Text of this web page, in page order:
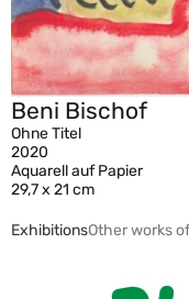
Beni Bischof
Ohne Titel
2020
Aquarell auf Papier
29,7 x 21 cm
ExhibitionsOther works